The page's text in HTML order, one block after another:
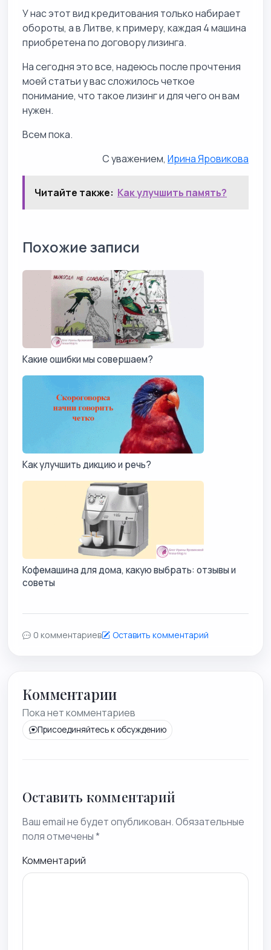
У нас этот вид кредитования только набирает
обороты, а в Литве, к примеру, каждая 4 машина
приобретена по договору лизинга.
На сегодня это все, надеюсь после прочтения
моей статьи у вас сложилось четкое
понимание, что такое лизинг и для чего он вам
нужен.
Всем пока.
С уважением, Ирина Яровикова
Читайте также: Как улучшить память?
Похожие записи
Какие ошибки мы совершаем?
Как улучшить дикцию и речь?
Кофемашина для дома, какую выбрать: отзывы и
советы
0 комментариев Оставить комментарий
Комментарии
Пока нет комментариев
Присоединяйтесь к обсуждению
Оставить комментарий
Ваш email не будет опубликован. Обязательные
поля отмечены *
Комментарий